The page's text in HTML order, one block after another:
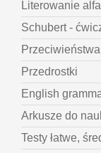
Literowanie
Schubert -
Przeciwieństwa
Przedrostki
English
Arkusze do
Testy łatwe,